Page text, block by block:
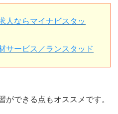
人ならマイナビスタッ
サービス／ランスタッド
ができる点もオススメです。